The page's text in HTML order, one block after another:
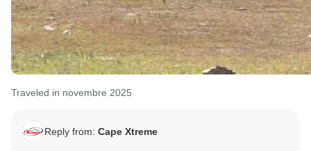
Traveled in novembre 2025
Reply from: Cape Xtreme